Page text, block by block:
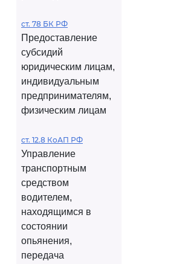
ст. 78 БК РФ
Предоставление
субсидий
юридическим лицам,
индивидуальным
предпринимателям,
физическим лицам
ст. 12.8 КоАП РФ
Управление
транспортным
средством
водителем,
находящимся в
состоянии
опьянения,
передача